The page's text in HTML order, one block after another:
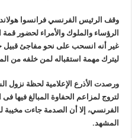
وقف الرئيس الفرنسي فرانسوا
الرؤساء والملوك والأمراء لحضور
غير أنه انسحب على نحو مفاجئ قبيل
ليترك مهمة استقباله لمن خلفه من
ورصدت الأذرع الإعلامية لحظة نزول
لتروج لمزاعم الحفاوة المبالغ فيها
الفرنسي، إلا أن الصدمة جاءت مخيبة
المشهد.